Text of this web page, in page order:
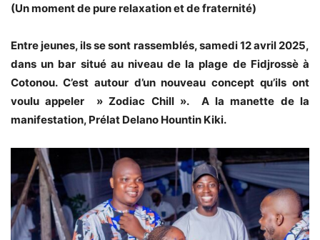
(Un moment de pure relaxation et de fraternité)
Entre jeunes, ils se sont rassemblés, samedi 12 avril 2025,
dans un bar situé au niveau de la plage de Fidjrossè à
Cotonou. C’est autour d’un nouveau concept qu’ils ont
voulu appeler » Zodiac Chill ». A la manette de la
manifestation, Prélat Delano Hountin Kiki.